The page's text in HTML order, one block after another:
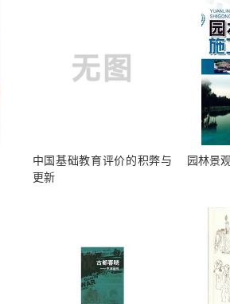
中国基础教育评价的积弊与
更新
园林景